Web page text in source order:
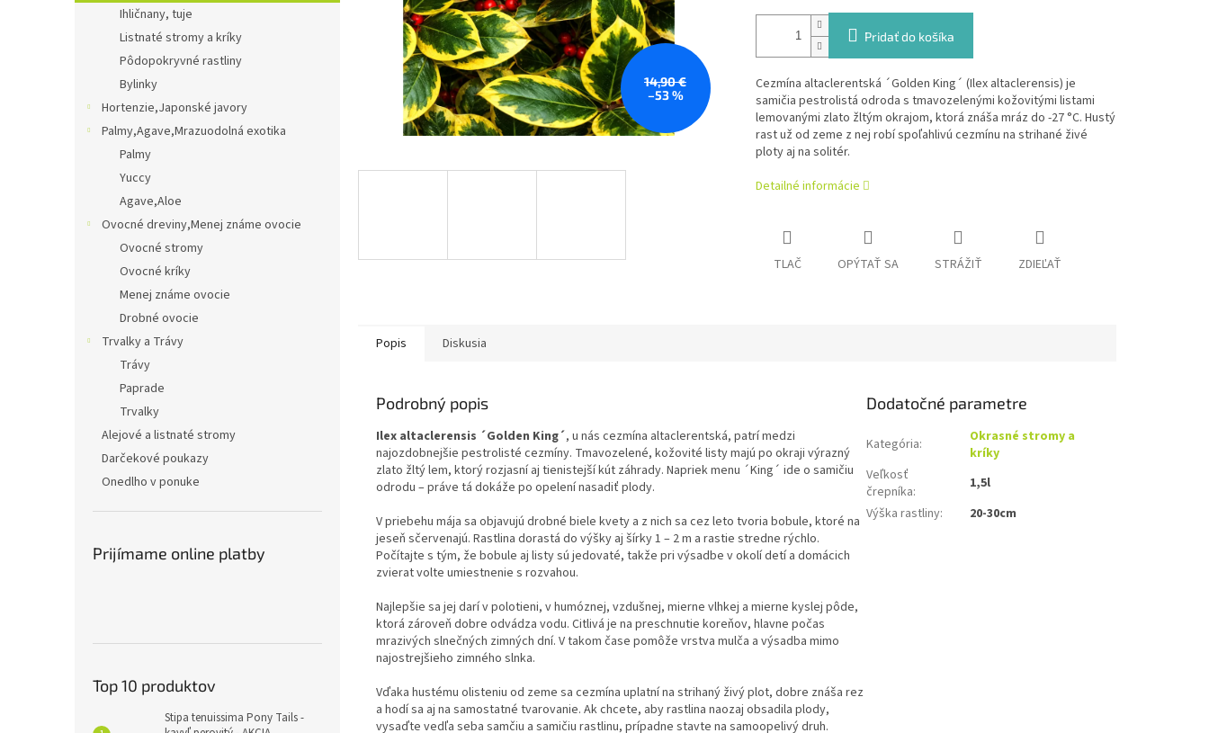
Ihličnany, tuje
Listnaté stromy a kríky
Pôdopokryvné rastliny
Bylinky
Hortenzie,Japonské javory
Palmy,Agave,Mrazuodolná exotika
Palmy
Yuccy
Agave,Aloe
Ovocné dreviny,Menej známe ovocie
Ovocné stromy
Ovocné kríky
Menej známe ovocie
Drobné ovocie
Trvalky a Trávy
Trávy
Paprade
Trvalky
Alejové a listnaté stromy
Darčekové poukazy
Onedlho v ponuke
Prijímame online platby
Top 10 produktov
Stipa tenuissima Pony Tails -
14,90 €
–53 %
Pridať do košíka
Cezmína altaclerentská ´Golden King´ (Ilex altaclerensis) je
samičia pestrolistá odroda s tmavozelenými kožovitými listami
lemovanými zlato žltým okrajom, ktorá znáša mráz do -27 °C. Hustý
rast už od zeme z nej robí spoľahlivú cezmínu na strihané živé
ploty aj na solitér.
Detailné informácie
TLAČ OPÝTAŤ SA STRÁŽIŤ ZDIEĽAŤ
Popis Diskusia
Podrobný popis
Ilex altaclerensis ´Golden King´, u nás cezmína altaclerentská, patrí medzi
najozdobnejšie pestrolisté cezmíny. Tmavozelené, kožovité listy majú po okraji výrazný
zlato žltý lem, ktorý rozjasní aj tienistejší kút záhrady. Napriek menu ´King´ ide o samičiu
odrodu – práve tá dokáže po opelení nasadiť plody.
V priebehu mája sa objavujú drobné biele kvety a z nich sa cez leto tvoria bobule, ktoré na
jeseň sčervenajú. Rastlina dorastá do výšky aj šírky 1 – 2 m a rastie stredne rýchlo.
Počítajte s tým, že bobule aj listy sú jedovaté, takže pri výsadbe v okolí detí a domácich
zvierat volte umiestnenie s rozvahou.
Najlepšie sa jej darí v polotieni, v humóznej, vzdušnej, mierne vlhkej a mierne kyslej pôde,
ktorá zároveň dobre odvádza vodu. Citlivá je na preschnutie koreňov, hlavne počas
mrazivých slnečných zimných dní. V takom čase pomôže vrstva mulča a výsadba mimo
najostrejšieho zimného slnka.
Vďaka hustému olisteniu od zeme sa cezmína uplatní na strihaný živý plot, dobre znáša rez
a hodí sa aj na samostatné tvarovanie. Ak chcete, aby rastlina naozaj obsadila plody,
vysaďte vedľa seba samčiu a samičiu rastlinu, prípadne stavte na samoopelivý druh.
Dodatočné parametre
Kategória:
Okrasné stromy a
kríky
Veľkosť
črepníka:
1,5l
Výška rastliny: 20-30cm